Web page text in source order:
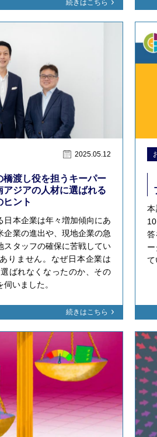
続きはこちら
2025.05.12
橋渡し役を担うキーパー
アジアの人材に選ばれる
ヒント
日本企業は年々増加傾向にあ
企業の進出や、現地企業の急
スタッフの確保に苦戦してい
りません。なぜ日本企業は
ばれなくなったのか、その
いました。
続きはこちら
答
て